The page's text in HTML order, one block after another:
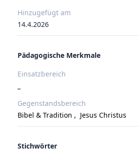
Hinzugefügt am
14.4.2026
Pädagogische Merkmale
Einsatzbereich
Gegenstandsbereich
Bibel & Tradition , Jesus Christus
Stichwörter